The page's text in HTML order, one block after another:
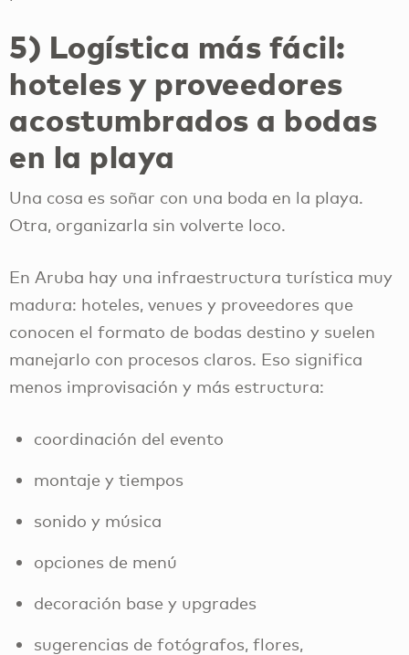
5) Logística más fácil:
hoteles y proveedores
acostumbrados a bodas
en la playa
Una cosa es soñar con una boda en la playa.
Otra, organizarla sin volverte loco.
En Aruba hay una infraestructura turística muy
madura: hoteles, venues y proveedores que
conocen el formato de bodas destino y suelen
manejarlo con procesos claros. Eso significa
menos improvisación y más estructura:
coordinación del evento
montaje y tiempos
sonido y música
opciones de menú
decoración base y upgrades
sugerencias de fotógrafos, flores,